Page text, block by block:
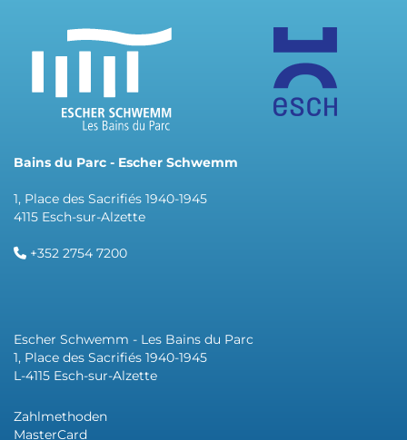
Bains du Parc - Escher Schwemm
1, Place des Sacrifiés 1940-1945
4115 Esch-sur-Alzette
+352 2754 7200
Escher Schwemm - Les Bains du Parc
1, Place des Sacrifiés 1940-1945
L-4115 Esch-sur-Alzette
Zahlmethoden
MasterCard